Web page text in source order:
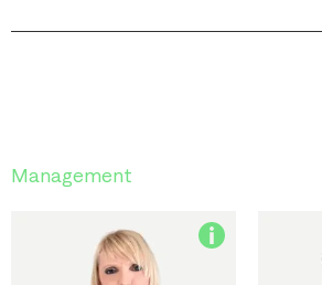
Management